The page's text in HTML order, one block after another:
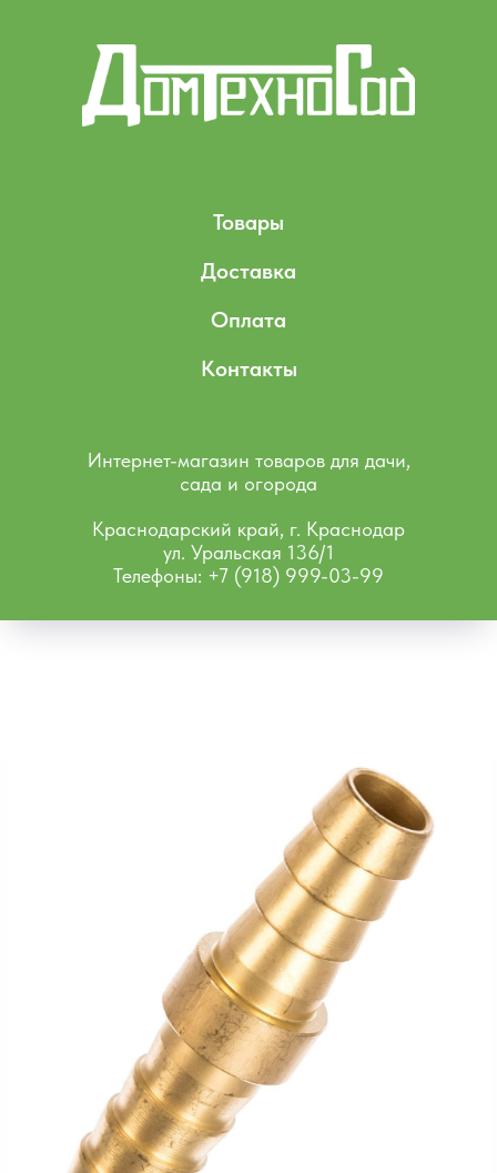
Товары
Доставка
Оплата
Контакты
Интернет-магазин товаров для дачи,
сада и огорода
Краснодарский край, г. Краснодар
ул. Уральская 136/1
Телефоны: +7 (918) 999-03-99